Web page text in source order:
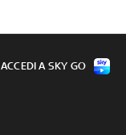
ACCEDI A SKY GO